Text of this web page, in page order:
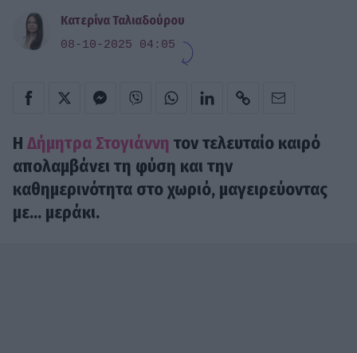
Κατερίνα Ταλιαδούρου
08-10-2025 04:05
Η Δήμητρα Στογιάννη τον τελευταίο καιρό
απολαμβάνει τη φύση και την
καθημερινότητα στο χωριό, μαγειρεύοντας
με... μεράκι.